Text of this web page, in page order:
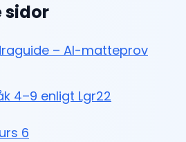
sidor
– AI-matteprov
4–9 enligt Lgr22
6